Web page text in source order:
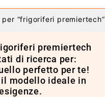
“frigoriferi premiertech”
premiertech
di ricerca per:
perfetto per te!
modello ideale in